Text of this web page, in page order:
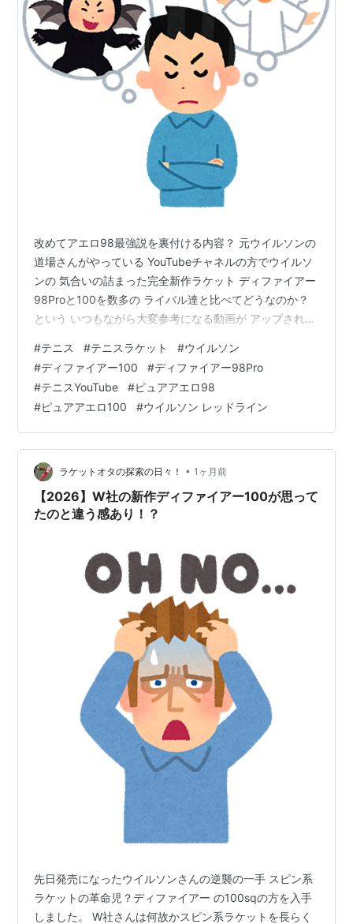
改めてアエロ98最強説を裏付ける内容？ 元ウイルソンの
道場さんがやっている YouTubeチャネルの方でウイルソ
ンの 気合いの詰まった完全新作ラケット ディファイアー
98Proと100を数多の ライバル達と比べてどうなのか？
という いつもながら大変参考になる動画が アップされま
んのピュアアエロ98と100との 緻密な計測データに基づ
く相対比較に おいて、ディファイアーがどのような 立ち
位置なのか改めてよく分かりました。 100を打ってみて
感じてしまっていた事 がデータとして裏付けられ、今回
も非常 に参考になりました。 ディファイアーの打感が…
#テニス #テニスラケット #ウイルソン
#ディファイアー100 #ディファイアー98Pro
#テニスYouTube #ピュアアエロ98
#ピュアアエロ100 #ウイルソン レッドライン
ラケットオタの探索の日々！ • 1ヶ月前
【2026】W社の新作ディファイアー100が思って
たのと違う感あり！？
先日発売になったウイルソンさんの逆襲の一手 スピン系
ラケットの革命児？ディファイアー の100sqの方を入手
しました。 W社さんは何故かスピン系ラケットを長らく